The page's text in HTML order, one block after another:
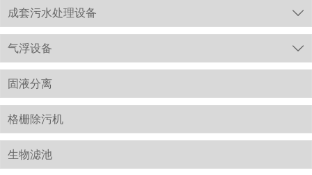
成套污水处理设备 
气浮设备 
固液分离
格栅除污机
生物滤池